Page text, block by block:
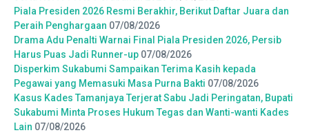
Piala Presiden 2026 Resmi Berakhir, Berikut Daftar Juara dan
Peraih Penghargaan 07/08/2026
Drama Adu Penalti Warnai Final Piala Presiden 2026, Persib
Harus Puas Jadi Runner-up 07/08/2026
Disperkim Sukabumi Sampaikan Terima Kasih kepada
Pegawai yang Memasuki Masa Purna Bakti 07/08/2026
Kasus Kades Tamanjaya Terjerat Sabu Jadi Peringatan, Bupati
Sukabumi Minta Proses Hukum Tegas dan Wanti-wanti Kades
Lain 07/08/2026